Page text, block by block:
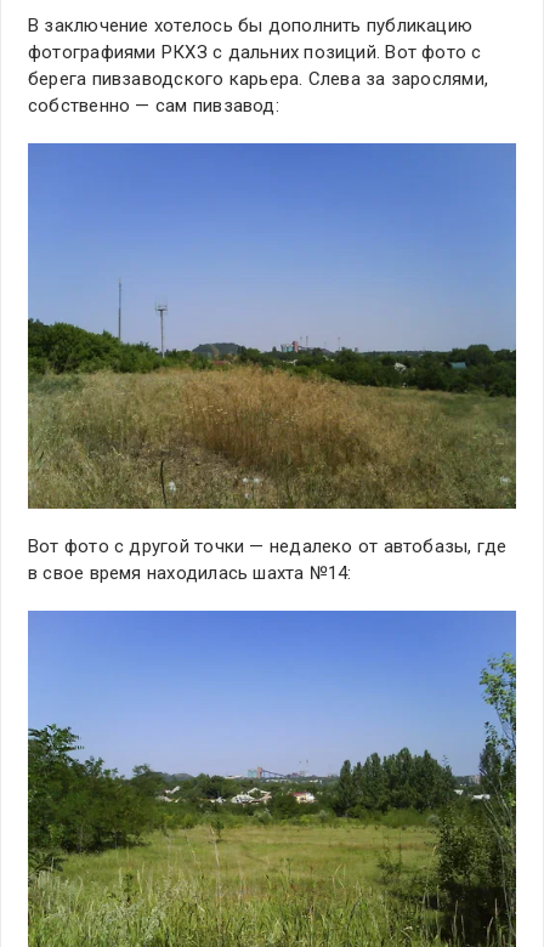
В заключение хотелось бы дополнить публикацию
фотографиями РКХЗ с дальних позиций. Вот фото с
берега пивзаводского карьера. Слева за зарослями,
собственно — сам пивзавод:
Вот фото с другой точки — недалеко от автобазы, где
в свое время находилась шахта №14: